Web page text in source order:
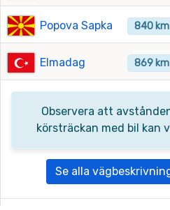
Popova Sapka 840 km
Elmadag 869 km
Observera att
körsträckan med bil kan
Se alla